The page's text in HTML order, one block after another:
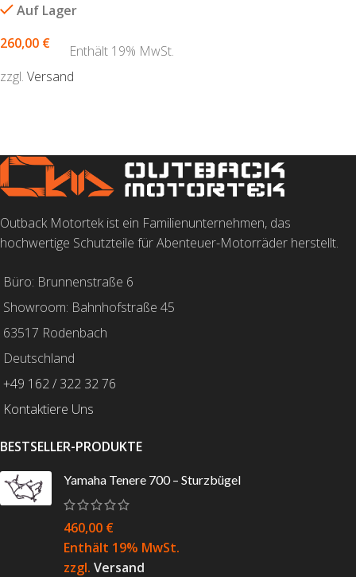
Auf Lager
260,00 €
Enthält 19% MwSt.
zzgl. Versand
Outback Motortek ist ein Familienunternehmen, das
hochwertige Schutzteile für Abenteuer-Motorräder herstellt.
Büro: Brunnenstraße 6
Showroom: Bahnhofstraße 45
63517 Rodenbach
Deutschland
+49 162 / 322 32 76
Kontaktiere Uns
BESTSELLER-PRODUKTE
Yamaha Tenere 700 – Sturzbügel
460,00 €
Enthält 19% MwSt.
zzgl. Versand